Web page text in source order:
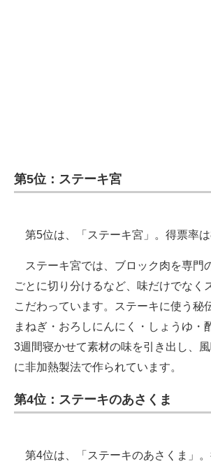
第5位：ステーキ宮
第5位は、「ステーキ宮」。得票率は
ステーキ宮では、ブロック肉を専門
ごとに切り分けるなど、味だけでなく
こだわっています。ステーキに使う秘
まねぎ・おろしにんにく・しょうゆ・
3週間寝かせて素材の味を引き出し、
に非加熱製法で作られています。
第4位：ステーキのあさくま
第4位は、「ステーキのあさくま」